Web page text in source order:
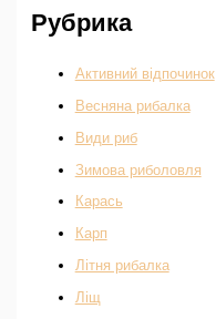
Рубрика
Активний відпочинок
Весняна рибалка
Види риб
Зимова риболовля
Карась
Карп
Літня рибалка
Ліщ